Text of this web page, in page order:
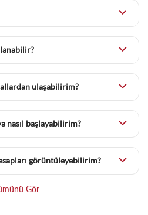
parti sağlayıcıları ile
bir hizmet modelidir.
hizmetlerinden faydalanabilir.
ulaşabilirim?
nasıl başlayabilirim?
"Diğer Banka Hesabı Ekle" ye
görüntüleyebilirim?
Gör